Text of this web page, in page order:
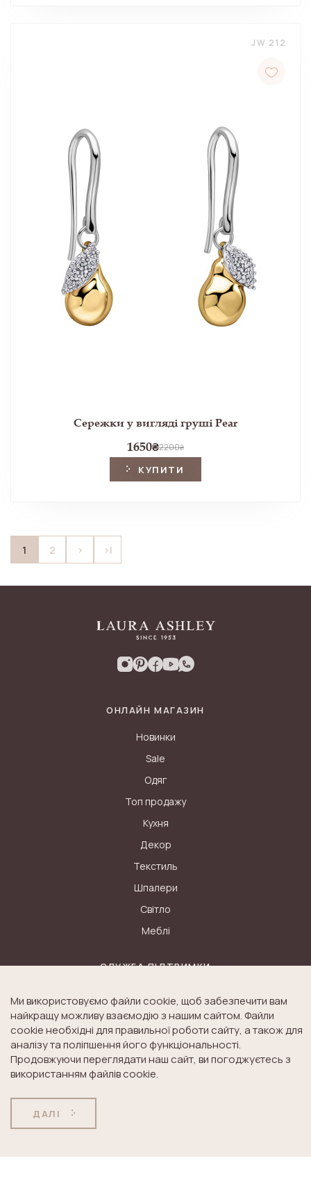
JW 212
Сережки у вигляді груші Pear
1650₴2200₴
КУПИТИ
1 2 > >|
ОНЛАЙН МАГАЗИН
Новинки
Sale
Одяг
Топ продажу
Кухня
Декор
Текстиль
Шпалери
Світло
Меблі
СЛУЖБА ПІДТРИМКИ
Доставка
Дисконт
Оплата
Повернення товару
Ми використовуємо файли cookie, щоб забезпечити вам
найкращу можливу взаємодію з нашим сайтом. Файли
cookie необхідні для правильної роботи сайту, а також для
аналізу та поліпшення його функціональності.
Продовжуючи переглядати наш сайт, ви погоджуєтесь з
використанням файлів cookie.
ДАЛІ